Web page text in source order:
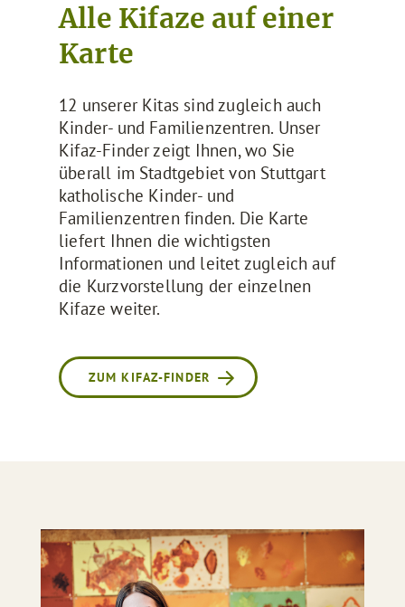
Alle Kifaze auf einer
Karte
12 unserer Kitas sind zugleich auch
Kinder- und Familienzentren. Unser
Kifaz-Finder zeigt Ihnen, wo Sie
überall im Stadtgebiet von Stuttgart
katholische Kinder- und
Familienzentren finden. Die Karte
liefert Ihnen die wichtigsten
Informationen und leitet zugleich auf
die Kurzvorstellung der einzelnen
Kifaze weiter.
ZUM KIFAZ-FINDER